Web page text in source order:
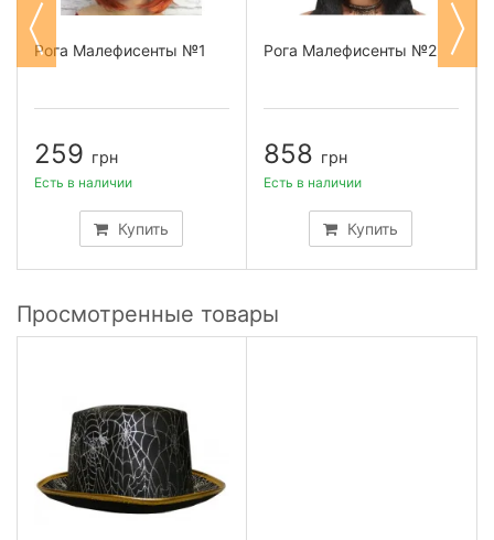
Рога Малефисенты №1
259 грн
Купить
Есть в наличии
Рога Малефисенты №2
858 грн
Купить
Есть в наличии
Просмотренные товары